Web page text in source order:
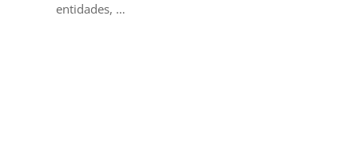
entidades, …